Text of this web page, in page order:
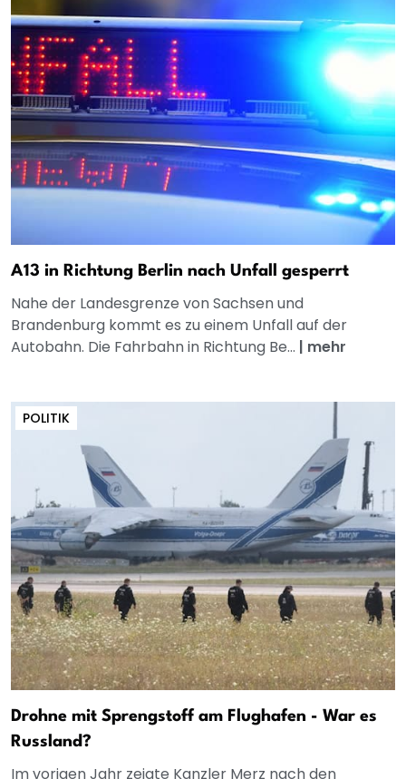
A13 in Richtung Berlin nach Unfall gesperrt
Nahe der Landesgrenze von Sachsen und
Brandenburg kommt es zu einem Unfall auf der
Autobahn. Die Fahrbahn in Richtung Be... | mehr
POLITIK
Drohne mit Sprengstoff am Flughafen - War es
Russland?
Im vorigen Jahr zeigte Kanzler Merz nach den